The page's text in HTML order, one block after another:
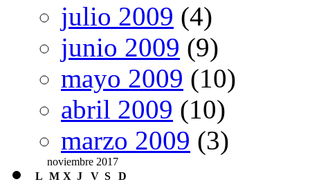
julio 2009 (4)
junio 2009 (9)
mayo 2009 (10)
abril 2009 (10)
marzo 2009 (3)
noviembre 2017
L M X J V S
D